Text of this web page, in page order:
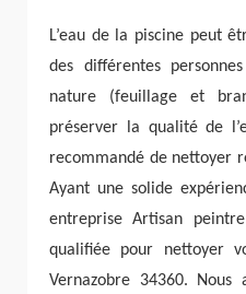
L’eau de la piscine peut
des différentes
nature (feuillage et
préserver la qualité de
recommandé de nettoyer
Ayant une solide
entreprise Artisan
qualifiée pour nettoyer
Vernazobre 34360.